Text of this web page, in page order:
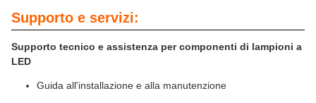
Supporto e servizi:
Supporto tecnico e assistenza per componenti di lampioni a
LED
Guida all'installazione e alla manutenzione